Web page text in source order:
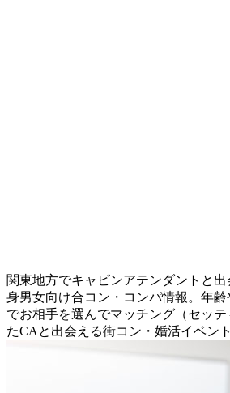
関東地方でキャビンアテンダントと
身男女向け合コン・コンパ情報。年
でお相手を選んでマッチング（セッ
たCAと出会える街コン・婚活イベン